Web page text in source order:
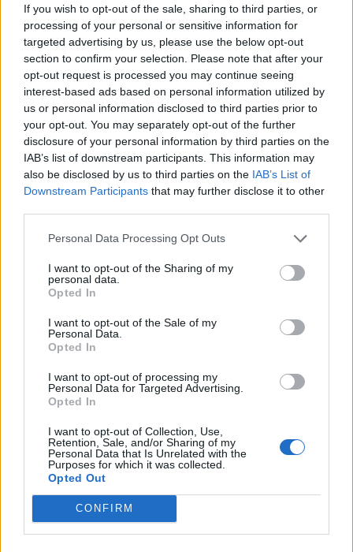
If you wish to opt-out of the sale, sharing to third parties, or
processing of your personal or sensitive information for
targeted advertising by us, please use the below opt-out
section to confirm your selection. Please note that after your
opt-out request is processed you may continue seeing
interest-based ads based on personal information utilized by
us or personal information disclosed to third parties prior to
your opt-out. You may separately opt-out of the further
disclosure of your personal information by third parties on the
IAB’s list of downstream participants. This information may
also be disclosed by us to third parties on the IAB’s List of
Downstream Participants that may further disclose it to other
Personal Data Processing Opt Outs
I want to opt-out of the Sharing of my
personal data.
Opted In
I want to opt-out of the Sale of my
Personal Data.
Opted In
I want to opt-out of processing my
Personal Data for Targeted Advertising.
Opted In
I want to opt-out of Collection, Use,
Retention, Sale, and/or Sharing of my
Personal Data that Is Unrelated with the
Purposes for which it was collected.
Opted Out
CONFIRM
πυελικό έδαφος
TAGS Ελληνική Ακτινολογική Εταιρεία εξώδικα
healthstories
Δείτε Ακόμη
τομέα
27 Φεβρουαρίου 2026